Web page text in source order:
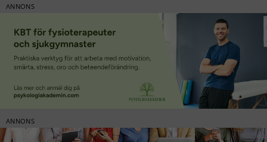
ANNONS
ANNONS